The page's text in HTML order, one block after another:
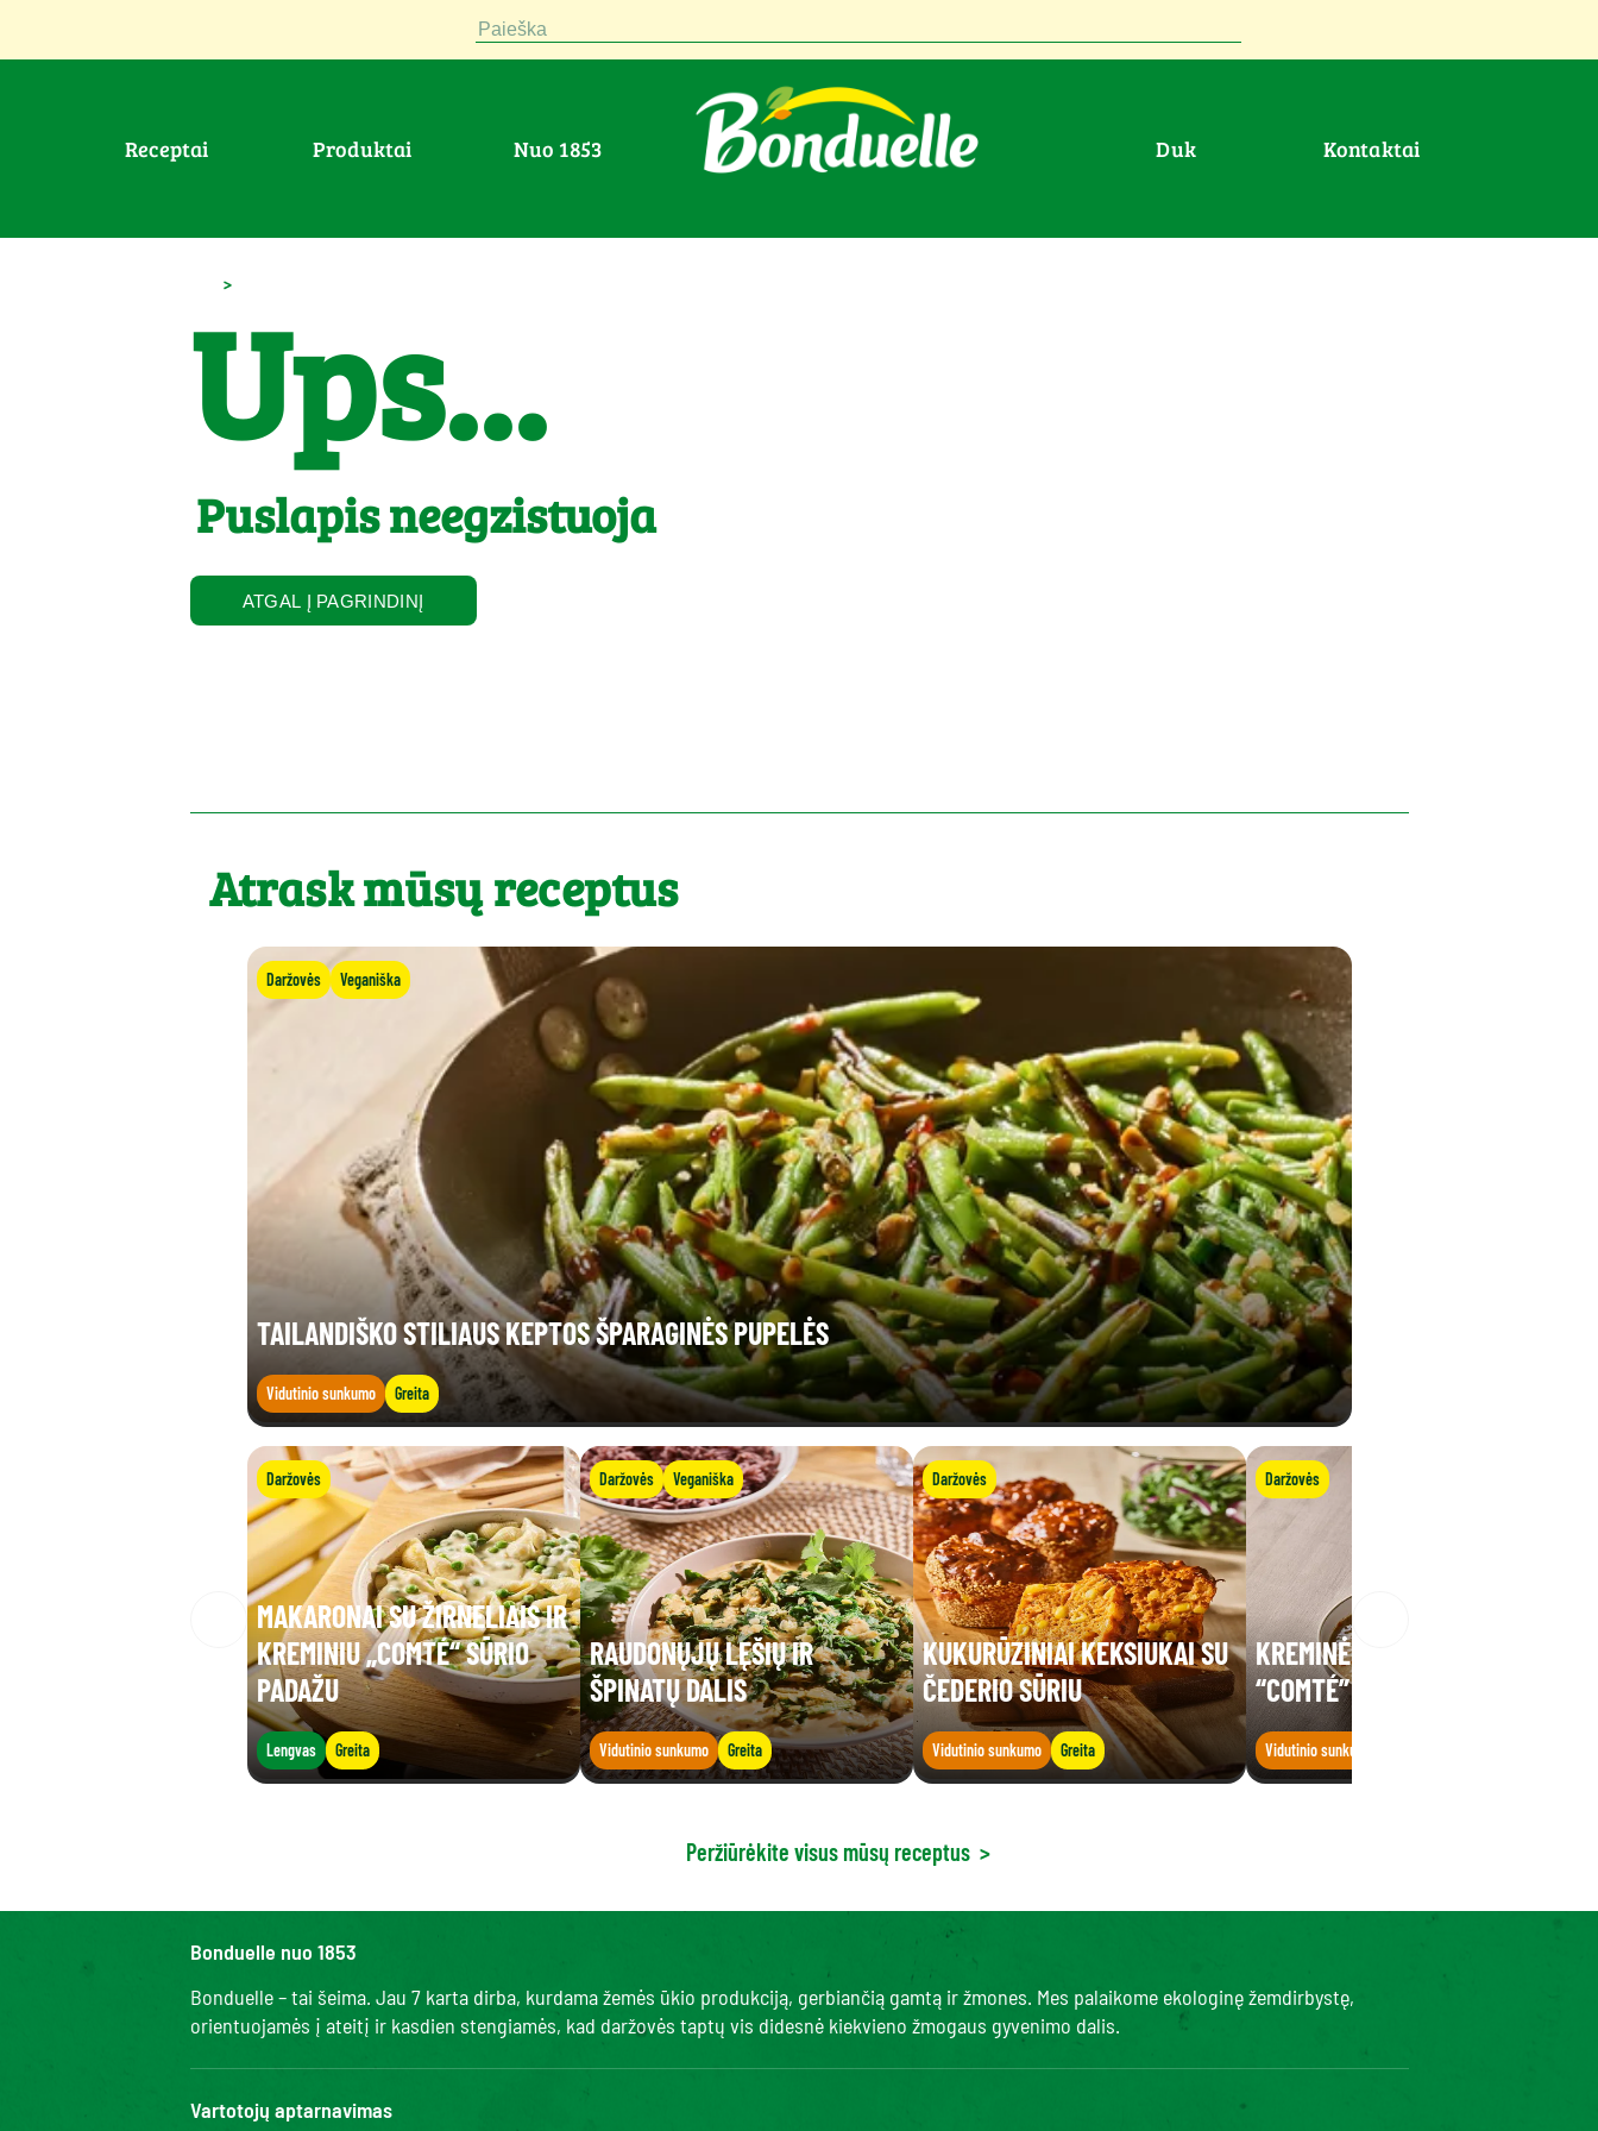
Paieška
Receptai Produktai nuo 1853 duk Kontaktai
>
Ups...
Puslapis neegzistuoja
ATGAL Į PAGRINDINĮ
Atrask mūsų receptus
Daržovės Veganiška
TAILANDIŠKO STILIAUS KEPTOS ŠPARAGINĖS PUPELĖS
Vidutinio sunkumo Greita
Daržovės
MAKARONAI SU ŽIRNELIAIS IR
KREMINIU „COMTÉ“ SŪRIO
PADAŽU
Lengvas Greita
Daržovės Veganiška
RAUDONŲJŲ LĘŠIŲ IR
ŠPINATŲ DALIS
Vidutinio sunkumo Greita
Daržovės
KUKURŪZINIAI KEKSIUKAI SU
ČEDERIO SŪRIU
Vidutinio sunkumo Greita
Daržovės
KREMINĖ LĘŠIŲ SRIUBA SU
“COMTÉ” SŪRIU
Vidutinio sunkumo
Peržiūrėkite visus mūsų receptus >
Bonduelle nuo 1853
Bonduelle – tai šeima. Jau 7 karta dirba, kurdama žemės ūkio produkciją, gerbiančią gamtą ir žmones. Mes palaikome ekologinę žemdirbystę,
orientuojamės į ateitį ir kasdien stengiamės, kad daržovės taptų vis didesnė kiekvieno žmogaus gyvenimo dalis.
Vartotojų aptarnavimas